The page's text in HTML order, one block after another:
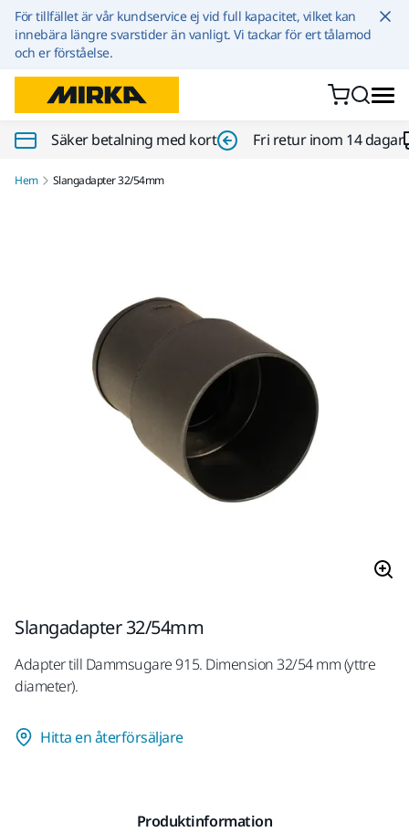
Hoppa till innehållet
För tillfället är vår kundservice ej vid full kapacitet, vilket kan
innebära längre svarstider än vanligt. Vi tackar för ert tålamod
och er förståelse.
Säker betalning med kort Fri retur inom 14 dagar
Hem Slangadapter 32/54mm
Slangadapter 32/54mm
Adapter till Dammsugare 915. Dimension 32/54 mm (yttre
diameter).
Hitta en återförsäljare
Produktinformation